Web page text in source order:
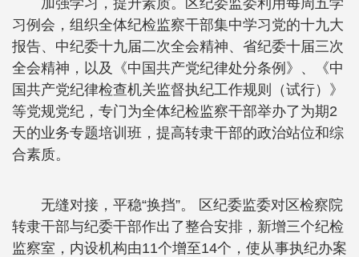
加强学习，提升素质。区纪委监委利用每周五学
习例会，组织全体纪检监察干部集中学习党的十九大
报告、中纪委十九届二次全会精神、省纪委十届三次
全会精神，以及《中国共产党纪律处分条例》、《中
国共产党纪律检查机关监督执纪工作规则（试行）》
等党规党纪，专门为全体纪检监察干部举办了为期2
天的业务专题培训班，提高转隶干部的政治站位和综
合素质。
无缝对接，平稳“换挡”。 区纪委监委对区检察院
转隶干部与纪委干部作出了整合安排，新增三个纪检
监察室，内设机构由11个增至14个，使从事执纪办案